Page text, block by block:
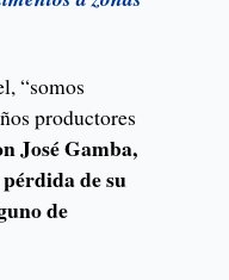
“somos
productores
José Gamba,
de su
de